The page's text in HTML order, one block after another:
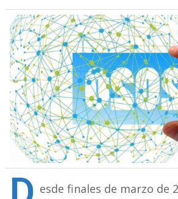
esde finales de marzo de